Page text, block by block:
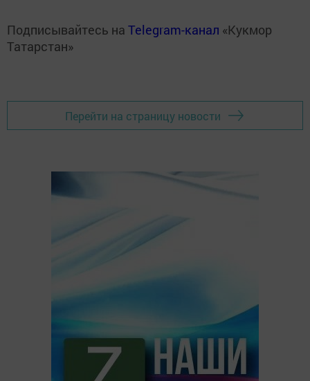
Подписывайтесь на Telegram-канал «Кукмор
Татарстан»
Перейти на страницу новости